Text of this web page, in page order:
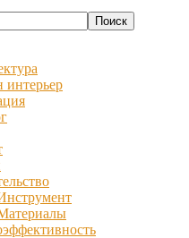
интерьер